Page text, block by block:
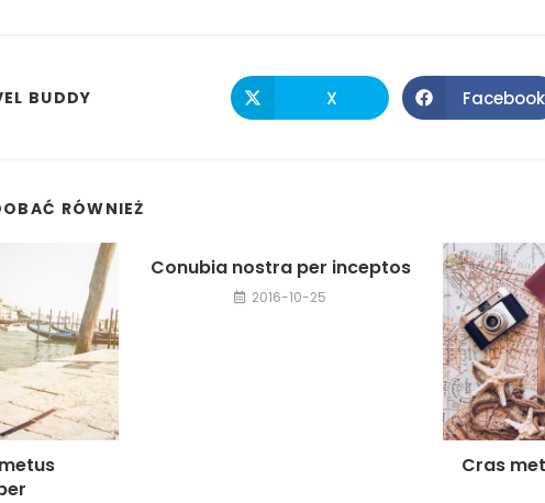
BUDDY X Facebook
RÓWNIEŻ
Conubia nostra per inceptos
2016-10-25
Cras